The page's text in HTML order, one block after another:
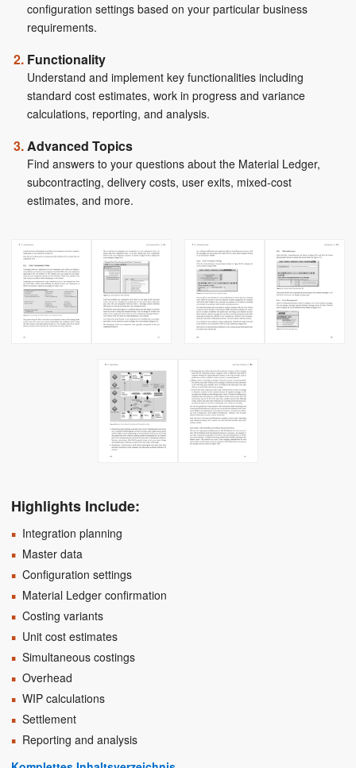
configuration settings based on your particular business
requirements.
Functionality
Understand and implement key functionalities including
standard cost estimates, work in progress and variance
calculations, reporting, and analysis.
Advanced Topics
Find answers to your questions about the Material Ledger,
subcontracting, delivery costs, user exits, mixed-cost
estimates, and more.
Highlights Include:
Integration planning
Master data
Configuration settings
Material Ledger confirmation
Costing variants
Unit cost estimates
Simultaneous costings
Overhead
WIP calculations
Settlement
Reporting and analysis